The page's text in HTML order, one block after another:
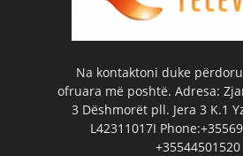
Na kontaktoni duke
ofruara më poshtë. Adresa:
3 Dëshmorët pll. Jera 3 K.1
L42311017I
+35544501520